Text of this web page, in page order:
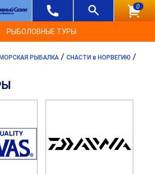
0
РЫБОЛОВНЫЕ ТУРЫ
МОРСКАЯ РЫБАЛКА / СНАСТИ в НОРВЕГИЮ /